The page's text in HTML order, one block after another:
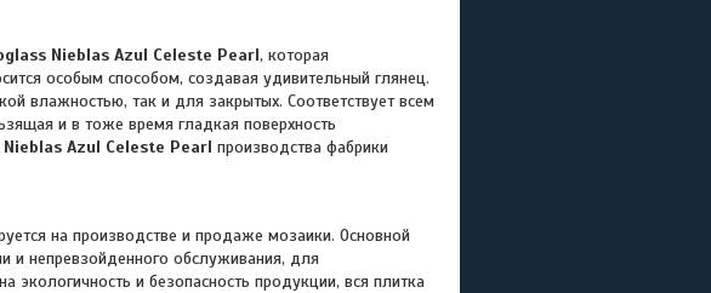
Nieblas Azul Celeste Pearl, которая
особым способом, создавая удивительный глянец.
влажностью, так и для закрытых. Соответствует всем
и в тоже время гладкая поверхность
Azul Celeste Pearl производства фабрики
на производстве и продаже мозаики. Основной
и непревзойденного обслуживания, для
экологичность и безопасность продукции, вся плитка